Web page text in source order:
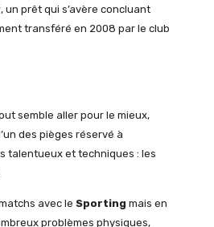
, un prêt qui s’avère concluant
transféré en 2008 par le club
semble aller pour le mieux,
des pièges réservé à
talentueux et techniques : les
avec le Sporting mais en
problèmes physiques,